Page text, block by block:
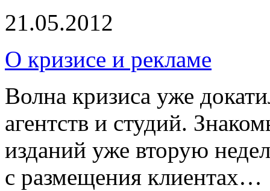
21.05.2012
О кризисе и рекламе
Волна кризиса уже
агентств и студий.
изданий уже вторую
с размещения клиентах…